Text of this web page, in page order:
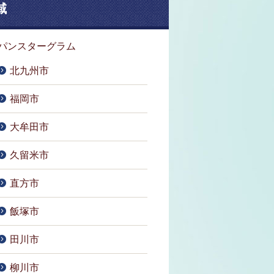
ンスターグラム
北九州市
福岡市
大牟田市
久留米市
直方市
飯塚市
田川市
柳川市